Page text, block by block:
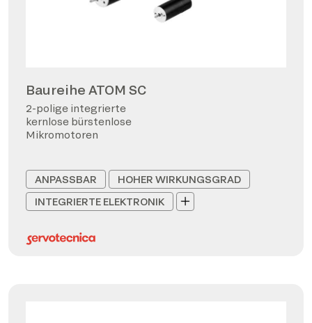
Baureihe ATOM SC
2-polige integrierte
kernlose bürstenlose
Mikromotoren
ANPASSBAR
HOHER WIRKUNGSGRAD
INTEGRIERTE ELEKTRONIK